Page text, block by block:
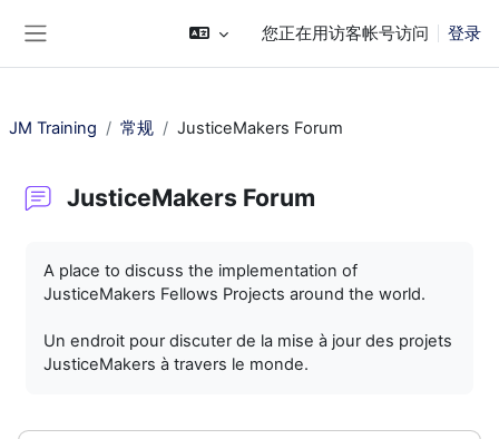
您正在用访客帐号访问 登录
JM Training 常规 JusticeMakers Forum
JusticeMakers Forum
A place to discuss the implementation of
JusticeMakers Fellows Projects around the world.
Un endroit pour discuter de la mise à jour des projets
JusticeMakers à travers le monde.